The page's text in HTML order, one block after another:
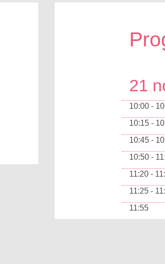
21
10:00 -
10:15 -
10:45 -
10:50 -
11:20 -
11:25 -
11:55